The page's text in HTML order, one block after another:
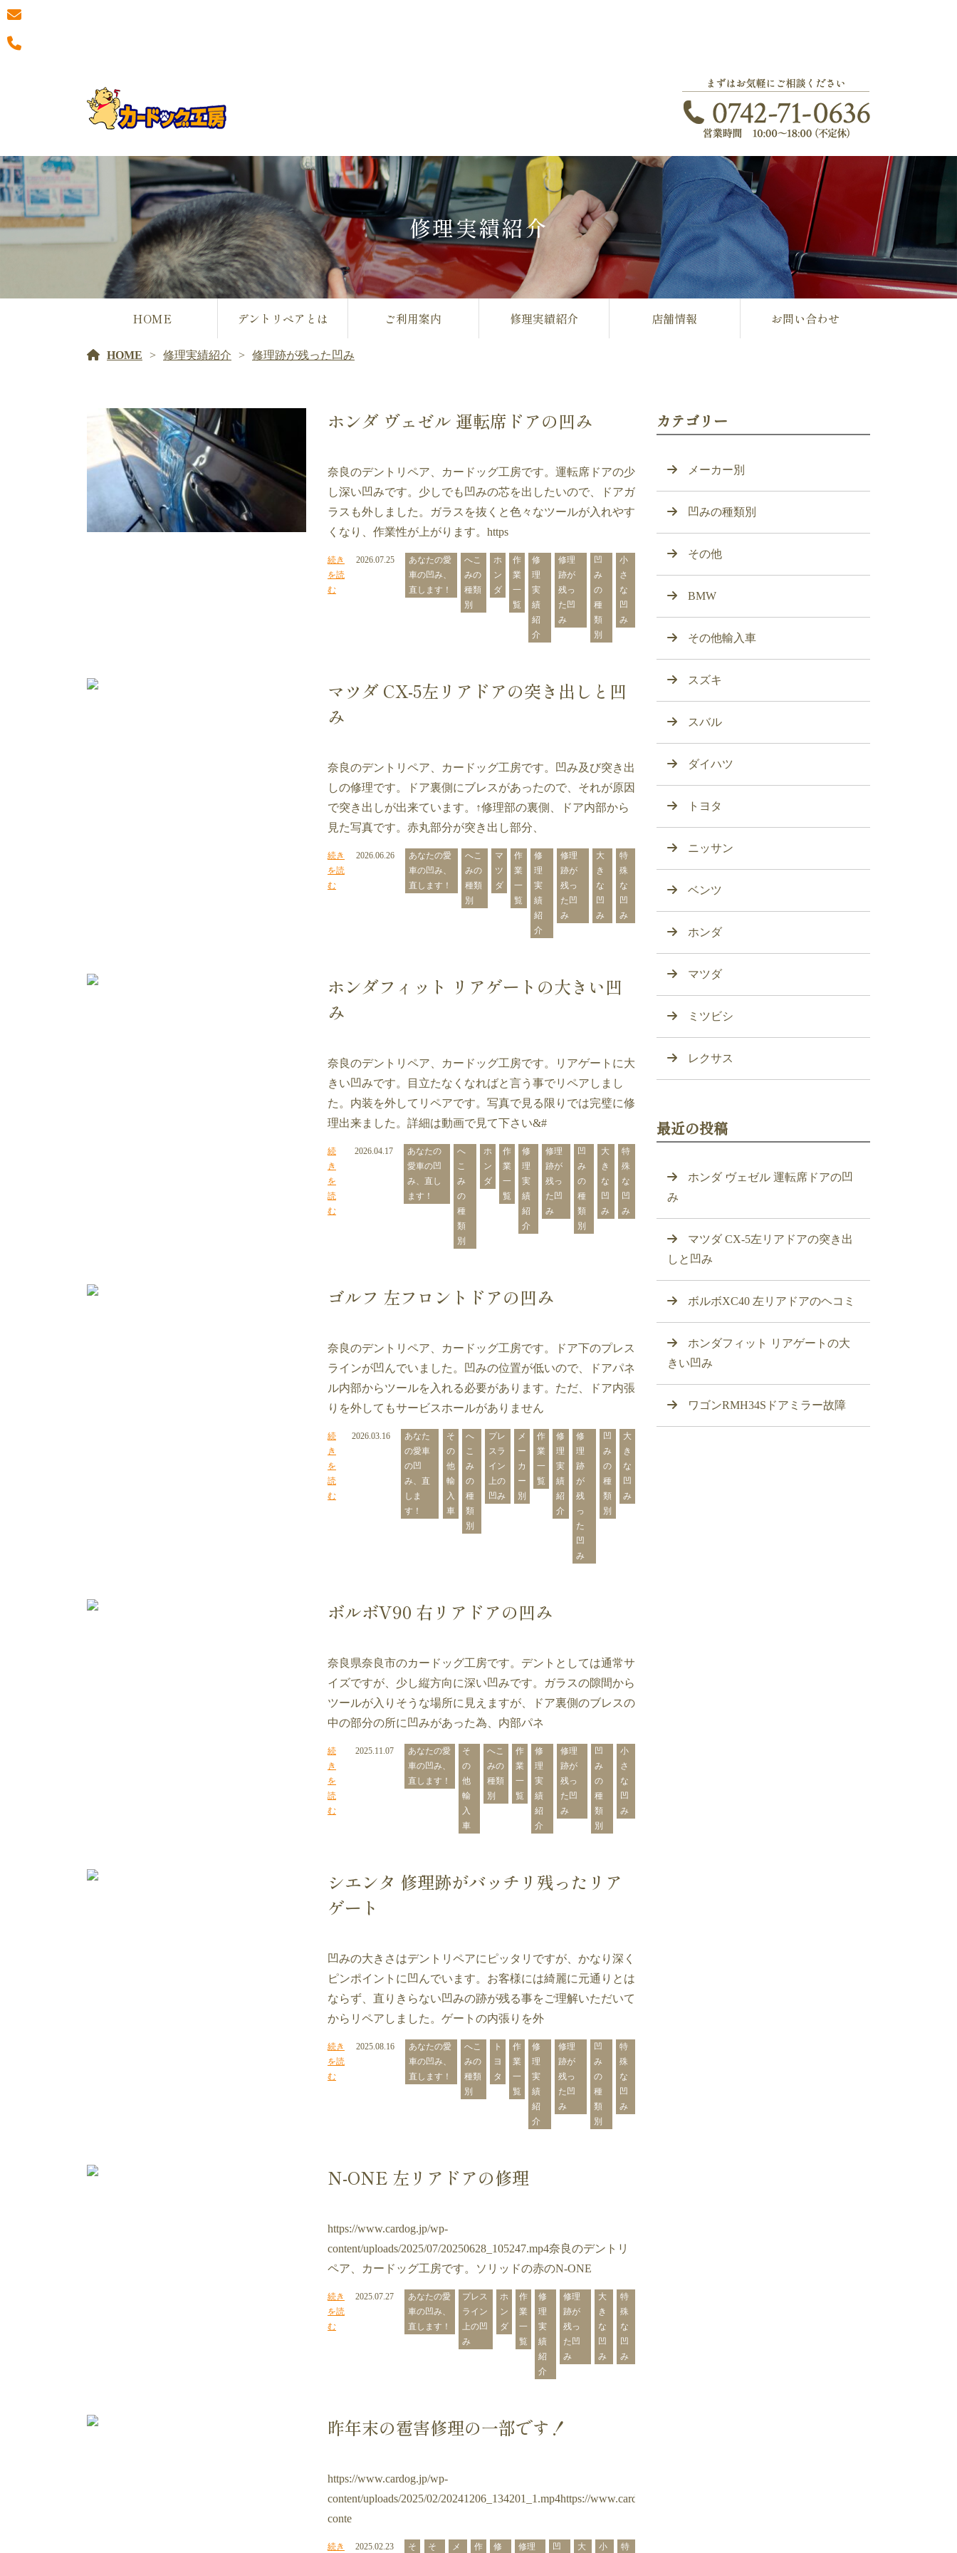
修理実績紹介
HOME デントリペアとは ご利用案内 修理実績紹介 店舗情報 お問い合わせ
HOME 修理実績紹介 修理跡が残った凹み
ホンダ ヴェゼル 運転席ドアの凹み
奈良のデントリペア、カードッグ工房です。運転席ドアの少
し深い凹みです。少しでも凹みの芯を出したいので、ドアガ
ラスも外しました。ガラスを抜くと色々なツールが入れやす
くなり、作業性が上がります。https
続き
を読
む
2026.07.25
あなたの愛
車の凹み、
直します！
へこ
みの
種類
別
ホ
ン
ダ
作
業
一
覧
修
理
実
績
紹
介
修理
跡が
残っ
た凹
み
凹
み
の
種
類
別
小
さ
な
凹
み
マツダ CX-5左リアドアの突き出しと凹
み
奈良のデントリペア、カードッグ工房です。凹み及び突き出
しの修理です。ドア裏側にブレスがあったので、それが原因
で突き出しが出来ています。↑修理部の裏側、ドア内部から
見た写真です。赤丸部分が突き出し部分、
続き
を読
む
2026.06.26
あなたの愛
車の凹み、
直します！
へこ
みの
種類
別
マ
ツ
ダ
作
業
一
覧
修
理
実
績
紹
介
修理
跡が
残っ
た凹
み
大
き
な
凹
み
特
殊
な
凹
み
ホンダフィット リアゲートの大きい凹
み
奈良のデントリペア、カードッグ工房です。リアゲートに大
きい凹みです。目立たなくなればと言う事でリペアしまし
た。内装を外してリペアです。写真で見る限りでは完璧に修
理出来ました。詳細は動画で見て下さい&#
続
き
を
読
む
2026.04.17
あなたの
愛車の凹
み、直し
ます！
へ
こ
み
の
種
類
別
ホ
ン
ダ
作
業
一
覧
修
理
実
績
紹
介
修理
跡が
残っ
た凹
み
凹
み
の
種
類
別
大
き
な
凹
み
特
殊
な
凹
み
ゴルフ 左フロントドアの凹み
奈良のデントリペア、カードッグ工房です。ドア下のプレス
ラインが凹んでいました。凹みの位置が低いので、ドアパネ
ル内部からツールを入れる必要があります。ただ、ドア内張
りを外してもサービスホールがありません
続
き
を
読
む
2026.03.16
あなた
の愛車
の凹
み、直
しま
す！
そ
の
他
輸
入
車
へ
こ
み
の
種
類
別
プレ
スラ
イン
上の
凹み
メ
ー
カ
ー
別
作
業
一
覧
修
理
実
績
紹
介
修
理
跡
が
残
っ
た
凹
み
凹
み
の
種
類
別
大
き
な
凹
み
ボルボV90 右リアドアの凹み
奈良県奈良市のカードッグ工房です。デントとしては通常サ
イズですが、少し縦方向に深い凹みです。ガラスの隙間から
ツールが入りそうな場所に見えますが、ドア裏側のブレスの
中の部分の所に凹みがあった為、内部パネ
続
き
を
読
む
2025.11.07
あなたの愛
車の凹み、
直します！
そ
の
他
輸
入
車
へこ
みの
種類
別
作
業
一
覧
修
理
実
績
紹
介
修理
跡が
残っ
た凹
み
凹
み
の
種
類
別
小
さ
な
凹
み
シエンタ 修理跡がバッチリ残ったリア
ゲート
凹みの大きさはデントリペアにピッタリですが、かなり深く
ピンポイントに凹んでいます。お客様には綺麗に元通りとは
ならず、直りきらない凹みの跡が残る事をご理解いただいて
からリペアしました。ゲートの内張りを外
続き
を読
む
2025.08.16
あなたの愛
車の凹み、
直します！
へこ
みの
種類
別
ト
ヨ
タ
作
業
一
覧
修
理
実
績
紹
介
修理
跡が
残っ
た凹
み
凹
み
の
種
類
別
特
殊
な
凹
み
N-ONE 左リアドアの修理
https://www.cardog.jp/wp-
content/uploads/2025/07/20250628_105247.mp4奈良のデントリ
ペア、カードッグ工房です。ソリッドの赤のN-ONE
続き
を読
む
2025.07.27
あなたの愛
車の凹み、
直します！
プレス
ライン
上の凹
み
ホ
ン
ダ
作
業
一
覧
修
理
実
績
紹
介
修理
跡が
残っ
た凹
み
大
き
な
凹
み
特
殊
な
凹
み
昨年末の雹害修理の一部です！
https://www.cardog.jp/wp-
content/uploads/2025/02/20241206_134201_1.mp4https://www.cardog.jp/wp-
conte
続き 2025.02.23 そ そ メ 作 修 修理 凹 大 小 特
カテゴリー
メーカー別
凹みの種類別
その他
BMW
その他輸入車
スズキ
スバル
ダイハツ
トヨタ
ニッサン
ベンツ
ホンダ
マツダ
ミツビシ
レクサス
最近の投稿
ホンダ ヴェゼル 運転席ドアの凹
み
マツダ CX-5左リアドアの突き出
しと凹み
ボルボXC40 左リアドアのヘコミ
ホンダフィット リアゲートの大
きい凹み
ワゴンRMH34Sドアミラー故障